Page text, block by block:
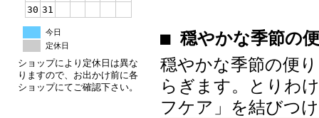
30 31
今日
定休日
ショップにより定休日は異な
りますので、お出かけ前に各
ショップにてご確認下さい。
■ 穏やかな季節の
穏やかな季節の便
らぎます。とりわ
フケア」を結びつ